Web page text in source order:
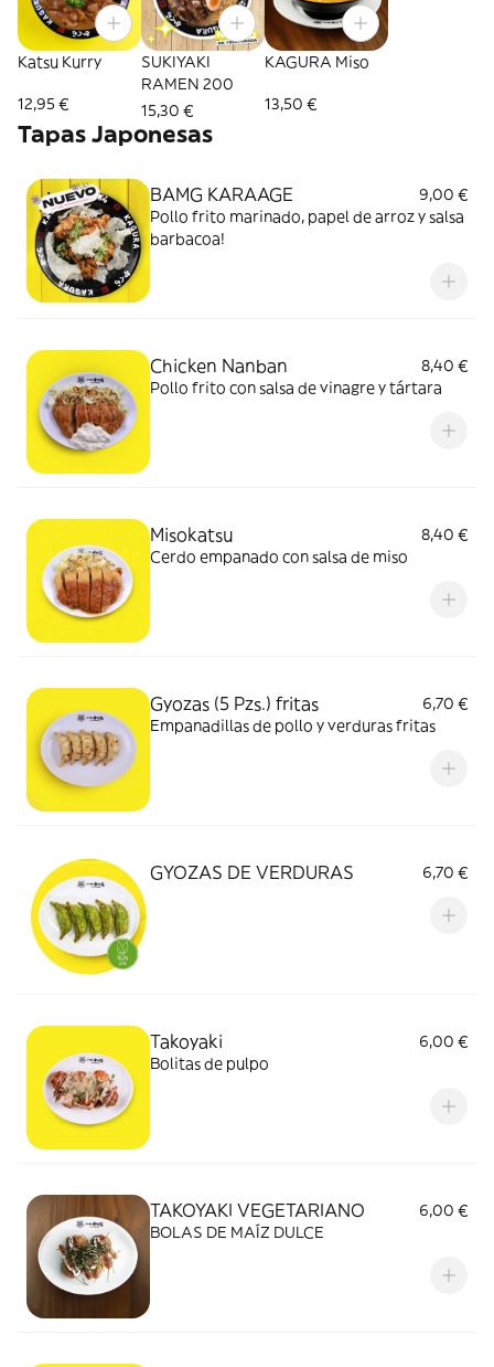
Katsu Kurry
12,95 €
SUKIYAKI
RAMEN 200
15,30 €
KAGURA Miso
13,50 €
Tapas Japonesas
BAMG KARAAGE
9,00 €
Pollo frito marinado, papel de arroz y salsa
barbacoa!
Chicken Nanban
8,40 €
Pollo frito con salsa de vinagre y tártara
Misokatsu
8,40 €
Cerdo empanado con salsa de miso
Gyozas (5 Pzs.) fritas
6,70 €
Empanadillas de pollo y verduras fritas
GYOZAS DE VERDURAS 6,70 €
Takoyaki
6,00 €
Bolitas de pulpo
TAKOYAKI VEGETARIANO
6,00 €
BOLAS DE MAÍZ DULCE